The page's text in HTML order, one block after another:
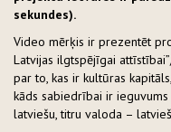
sekundes).
Video mērķis ir prezentēt
Latvijas ilgtspējīgai
par to, kas ir kultūras
kāds sabiedrībai ir
latviešu, titru valoda –